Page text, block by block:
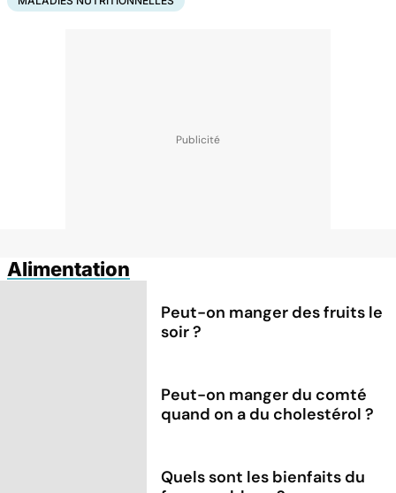
Alimentation
Peut-on manger des fruits le
soir ?
Peut-on manger du comté
quand on a du cholestérol ?
Quels sont les bienfaits du